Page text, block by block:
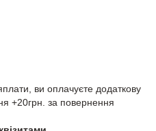
ви оплачуєте додаткову
+20грн. за повернення